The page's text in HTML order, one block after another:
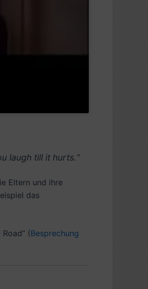
laugh till it hurts.“
Eltern und ihre
das
(Besprechung